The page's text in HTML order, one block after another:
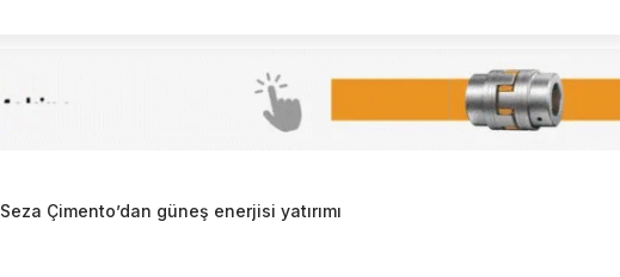
Seza Çimento’dan güneş enerjisi yatırımı